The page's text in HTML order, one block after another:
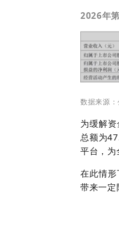
2026年
数据来源
为缓解
总额为
平台，为
在此情
带来一定